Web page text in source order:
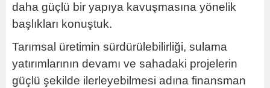
daha güçlü bir yapıya kavuşmasına yönelik
başlıkları konuştuk.
Tarımsal üretimin sürdürülebilirliği, sulama
yatırımlarının devamı ve sahadaki projelerin
güçlü şekilde ilerleyebilmesi adına finansman